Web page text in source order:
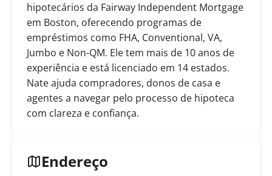
hipotecários da Fairway Independent Mortgage
em Boston, oferecendo programas de
empréstimos como FHA, Conventional, VA,
Jumbo e Non-QM. Ele tem mais de 10 anos de
experiência e está licenciado em 14 estados.
Nate ajuda compradores, donos de casa e
agentes a navegar pelo processo de hipoteca
com clareza e confiança.
Endereço